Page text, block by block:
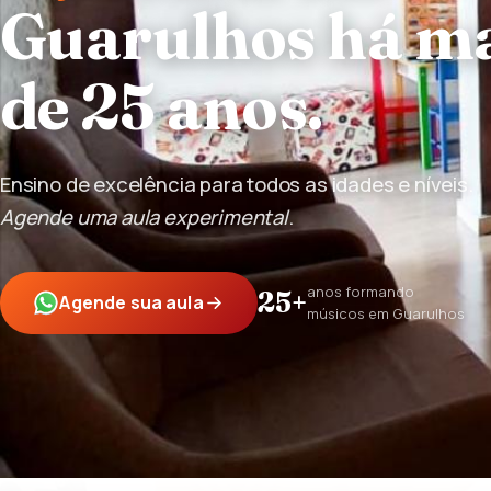
Guarulhos há
de 25 anos.
Ensino de excelência para todos as idades e níveis.
Agende uma aula experimental.
Agende sua aula 25+anos formando
músicos em Guarulhos